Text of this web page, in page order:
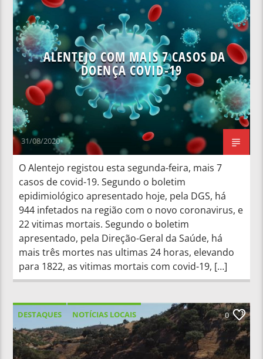
ALENTEJO COM MAIS 7 CASOS DA
DOENÇA COVID-19
31/08/2020
O Alentejo registou esta segunda-feira, mais 7
casos de covid-19. Segundo o boletim
epidimiológico apresentado hoje, pela DGS, há
944 infetados na região com o novo coronavirus, e
22 vitimas mortais. Segundo o boletim
apresentado, pela Direção-Geral da Saúde, há
mais três mortes nas ultimas 24 horas, elevando
para 1822, as vitimas mortais com covid-19, […]
DESTAQUES NOTÍCIAS LOCAIS 0